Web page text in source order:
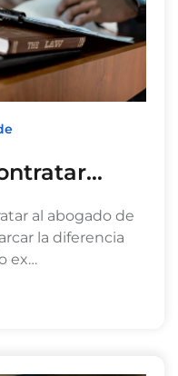
al abogado de
la diferencia
ex…